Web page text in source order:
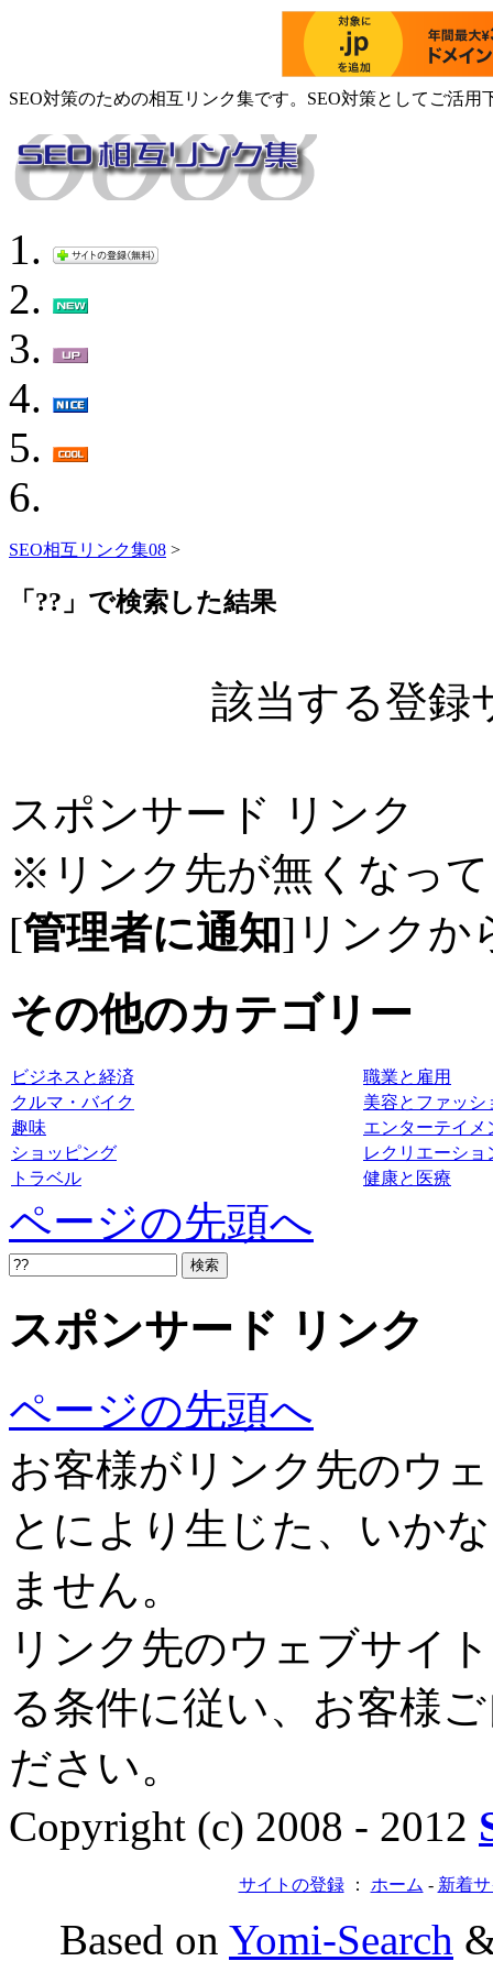
SEO対策のための相互リンク集です。SEO対策としてご活用
SEO相互リンク集08 >
「??」で検索した結果
該当する登録
スポンサード リンク
※リンク先が無くなっ
[管理者に通知]リンクか
その他のカテゴリー
ビジネスと経済
職業と雇用
クルマ・バイク
美容とファッシ
趣味
エンターテイメ
ショッピング
レクリエーショ
トラベル
健康と医療
ページの先頭へ
スポンサード リンク
ページの先頭へ
お客様がリンク先のウ
とにより生じた、いか
ません。
リンク先のウェブサイ
る条件に従い、お客様
ださい。
Copyright (c) 2008 - 2012
サイトの登録： ホーム - 新着
Based on Yomi-Search